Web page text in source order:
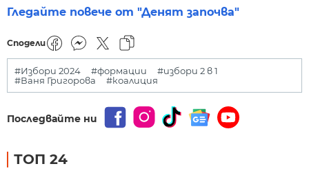
Гледайте повече от "Денят започва"
Сподели
#Избори 2024 #формации
#избори 2 в 1
#Ваня Григорова
#коалиция
Последвайте ни
ТОП 24